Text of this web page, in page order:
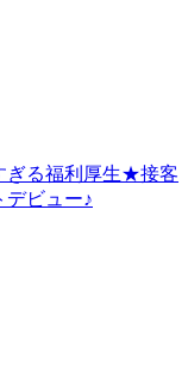
ぎる福利厚生★接客
デビュー♪